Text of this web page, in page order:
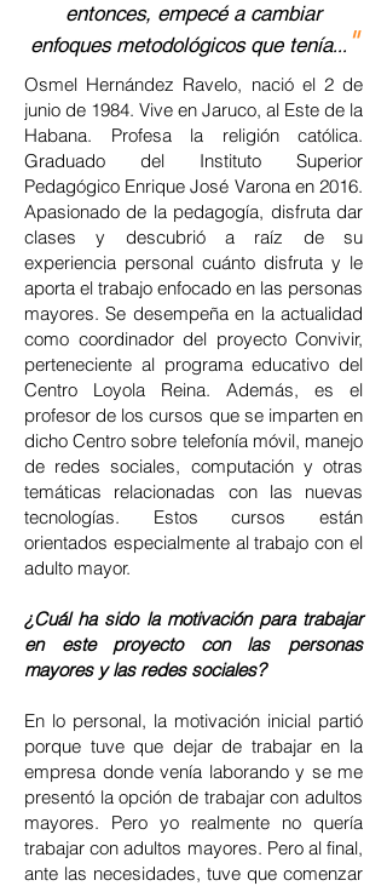
entonces, empecé a cambiar
enfoques metodológicos que tenía... "
Osmel Hernández Ravelo, nació el 2 de
junio de 1984. Vive en Jaruco, al Este de la
Habana. Profesa la religión católica.
Graduado del Instituto Superior
Pedagógico Enrique José Varona en 2016.
Apasionado de la pedagogía, disfruta dar
clases y descubrió a raíz de su
experiencia personal cuánto disfruta y le
aporta el trabajo enfocado en las personas
mayores. Se desempeña en la actualidad
como coordinador del proyecto Convivir,
perteneciente al programa educativo del
Centro Loyola Reina. Además, es el
profesor de los cursos que se imparten en
dicho Centro sobre telefonía móvil, manejo
de redes sociales, computación y otras
temáticas relacionadas con las nuevas
tecnologías. Estos cursos están
orientados especialmente al trabajo con el
adulto mayor.
¿Cuál ha sido la motivación para trabajar
en este proyecto con las personas
mayores y las redes sociales?
En lo personal, la motivación inicial partió
porque tuve que dejar de trabajar en la
empresa donde venía laborando y se me
presentó la opción de trabajar con adultos
mayores. Pero yo realmente no quería
trabajar con adultos mayores. Pero al final,
ante las necesidades, tuve que comenzar